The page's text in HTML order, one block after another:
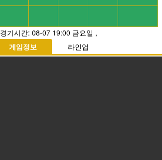
경기시간:08-07 19:00 금요일 ,
게임정보
라인업